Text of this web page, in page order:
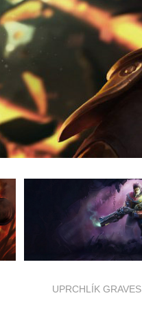
UPRCHLÍK GRAVES